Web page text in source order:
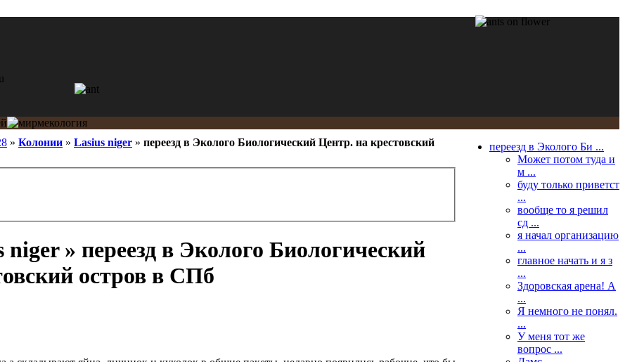
» Колонии » Lasius niger » переезд в Эколого Биологический Центр. на крестовский
niger » переезд в Эколого Биологический
остров в СПб
переезд в Эколого Би ...
Может потом туда и
м ...
буду только приветст
...
вообще то я решил
сд ...
я начал организацию
...
главное начать и я з
...
Здоровская арена! А
...
Я немного не понял.
...
У меня тот же
вопрос ...